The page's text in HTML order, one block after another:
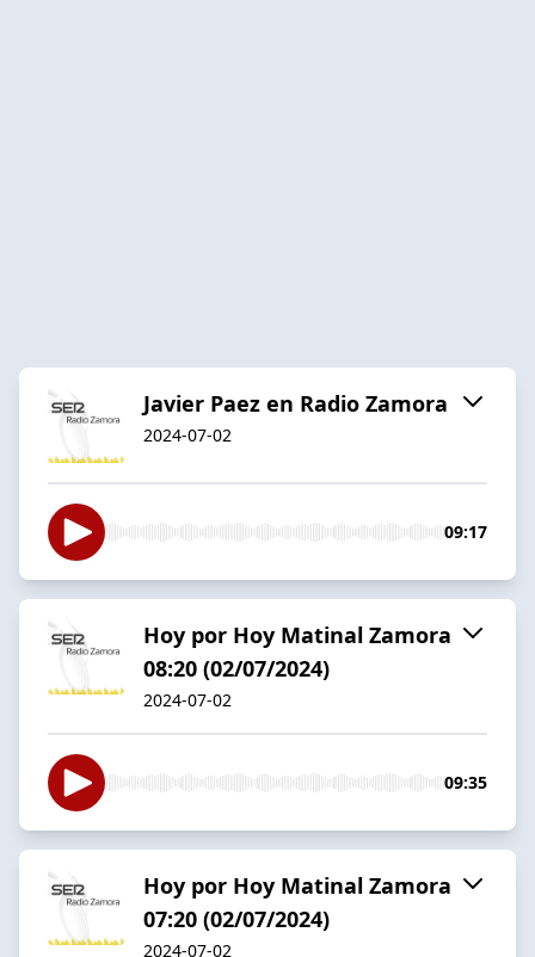
Javier Paez en Radio Zamora
2024-07-02
09:17
Hoy por Hoy Matinal Zamora
08:20 (02/07/2024)
2024-07-02
09:35
Hoy por Hoy Matinal Zamora
07:20 (02/07/2024)
2024-07-02